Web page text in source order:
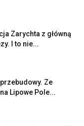
Zarychta z główną
I to nie...
Ze
Lipowe Pole...